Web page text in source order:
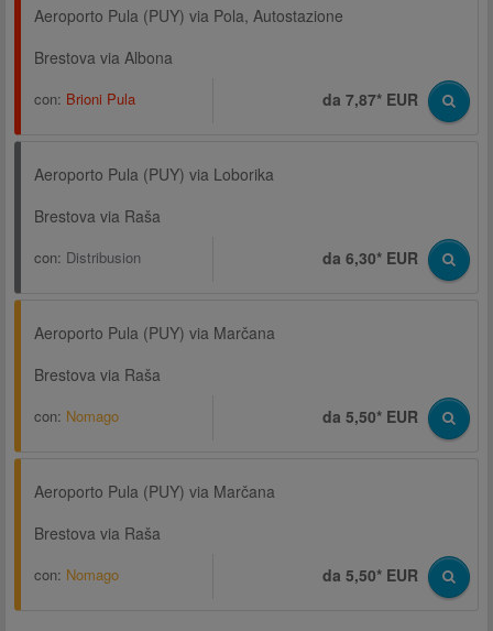
Aeroporto Pula (PUY) via Pola, Autostazione
Brestova via Albona
con: Brioni Pula da 7,87* EUR
Aeroporto Pula (PUY) via Loborika
Brestova via Raša
con: Distribusion da 6,30* EUR
Aeroporto Pula (PUY) via Marčana
Brestova via Raša
con: Nomago da 5,50* EUR
Aeroporto Pula (PUY) via Marčana
Brestova via Raša
con: Nomago da 5,50* EUR